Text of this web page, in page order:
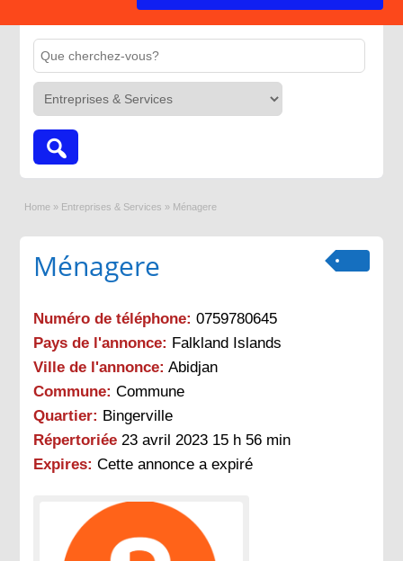
Home » Entreprises & Services » Ménagere
Ménagere
Numéro de téléphone: 0759780645
Pays de l'annonce: Falkland Islands
Ville de l'annonce: Abidjan
Commune: Commune
Quartier: Bingerville
Répertoriée 23 avril 2023 15 h 56 min
Expires: Cette annonce a expiré